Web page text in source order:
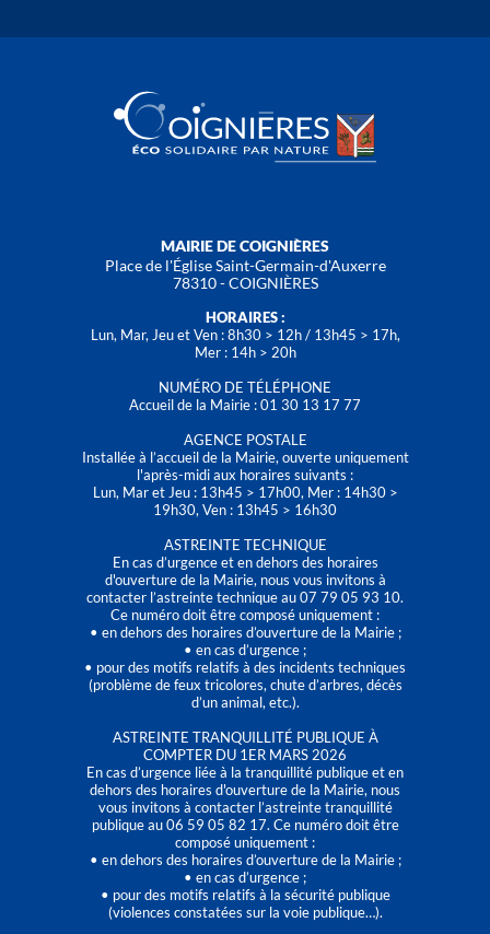
MAIRIE DE COIGNIÈRES
Place de l'Église Saint-Germain-d'Auxerre
78310 - COIGNIÈRES
HORAIRES :
Lun, Mar, Jeu et Ven : 8h30 > 12h / 13h45 > 17h,
Mer : 14h > 20h
NUMÉRO DE TÉLÉPHONE
Accueil de la Mairie : 01 30 13 17 77
AGENCE POSTALE
Installée à l’accueil de la Mairie, ouverte uniquement
l'après-midi aux horaires suivants :
Lun, Mar et Jeu : 13h45 > 17h00, Mer : 14h30 >
19h30, Ven : 13h45 > 16h30
ASTREINTE TECHNIQUE
En cas d’urgence et en dehors des horaires
d'ouverture de la Mairie, nous vous invitons à
contacter l’astreinte technique au 07 79 05 93 10.
Ce numéro doit être composé uniquement :
• en dehors des horaires d’ouverture de la Mairie ;
• en cas d’urgence ;
• pour des motifs relatifs à des incidents techniques
(problème de feux tricolores, chute d’arbres, décès
d’un animal, etc.).
ASTREINTE TRANQUILLITÉ PUBLIQUE À
COMPTER DU 1ER MARS 2026
En cas d’urgence liée à la tranquillité publique et en
dehors des horaires d'ouverture de la Mairie, nous
vous invitons à contacter l’astreinte tranquillité
publique au 06 59 05 82 17. Ce numéro doit être
composé uniquement :
• en dehors des horaires d’ouverture de la Mairie ;
• en cas d’urgence ;
• pour des motifs relatifs à la sécurité publique
(violences constatées sur la voie publique…).